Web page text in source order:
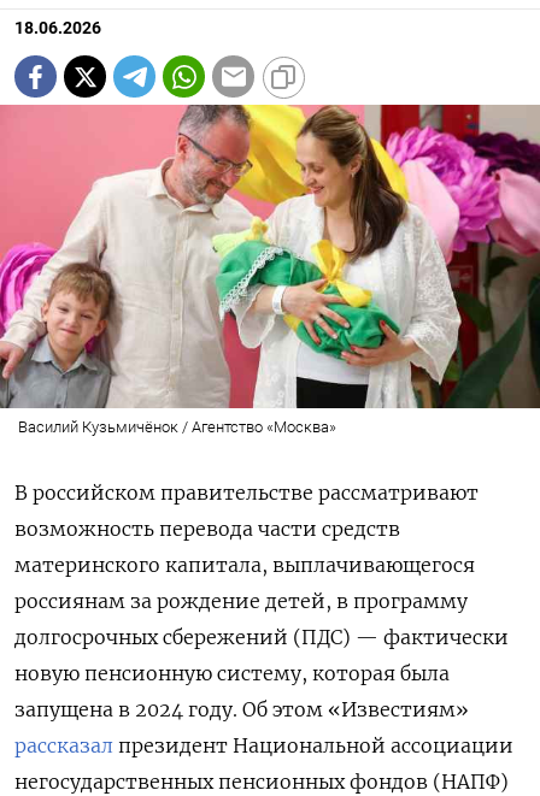
18.06.2026
Василий Кузьмичёнок / Агентство «Москва»
В российском правительстве рассматривают
возможность перевода части средств
материнского капитала, выплачивающегося
россиянам за рождение детей, в программу
долгосрочных сбережений (ПДС) — фактически
новую пенсионную систему, которая была
запущена в 2024 году. Об этом «Известиям»
рассказал президент Национальной ассоциации
негосударственных пенсионных фондов (НАПФ)